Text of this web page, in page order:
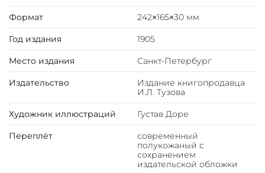
вообще. Слово это означает «откровение». Бог
открывает нечто отдельным мудрым мужам, которые
истории, какие силы управляют миром, к чему идет
Священного Писания и показывает, что символический
и понятен». Многочисленные символы, фантастические
образы и видения раскрываются через образы
пророческих книг Ветхого Завета.
Формат 242×165×30 мм
Год издания 1905
Место издания Санкт-Петербург
Издательство
Издание книгопродавца
И.Л. Тузова
Художник иллюстраций Густав Доре
Переплёт
современный
полукожаный с
сохранением
издательской обложки